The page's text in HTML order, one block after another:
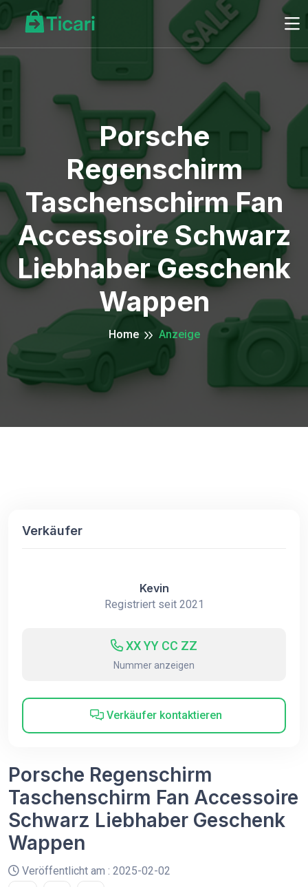
Porsche
Regenschirm
Taschenschirm Fan
Accessoire Schwarz
Liebhaber Geschenk
Wappen
Home Anzeige
Verkäufer
Kevin
Registriert seit 2021
XX YY CC ZZ
Nummer anzeigen
Verkäufer kontaktieren
Porsche Regenschirm
Taschenschirm Fan Accessoire
Schwarz Liebhaber Geschenk
Wappen
Veröffentlicht am : 2025-02-02